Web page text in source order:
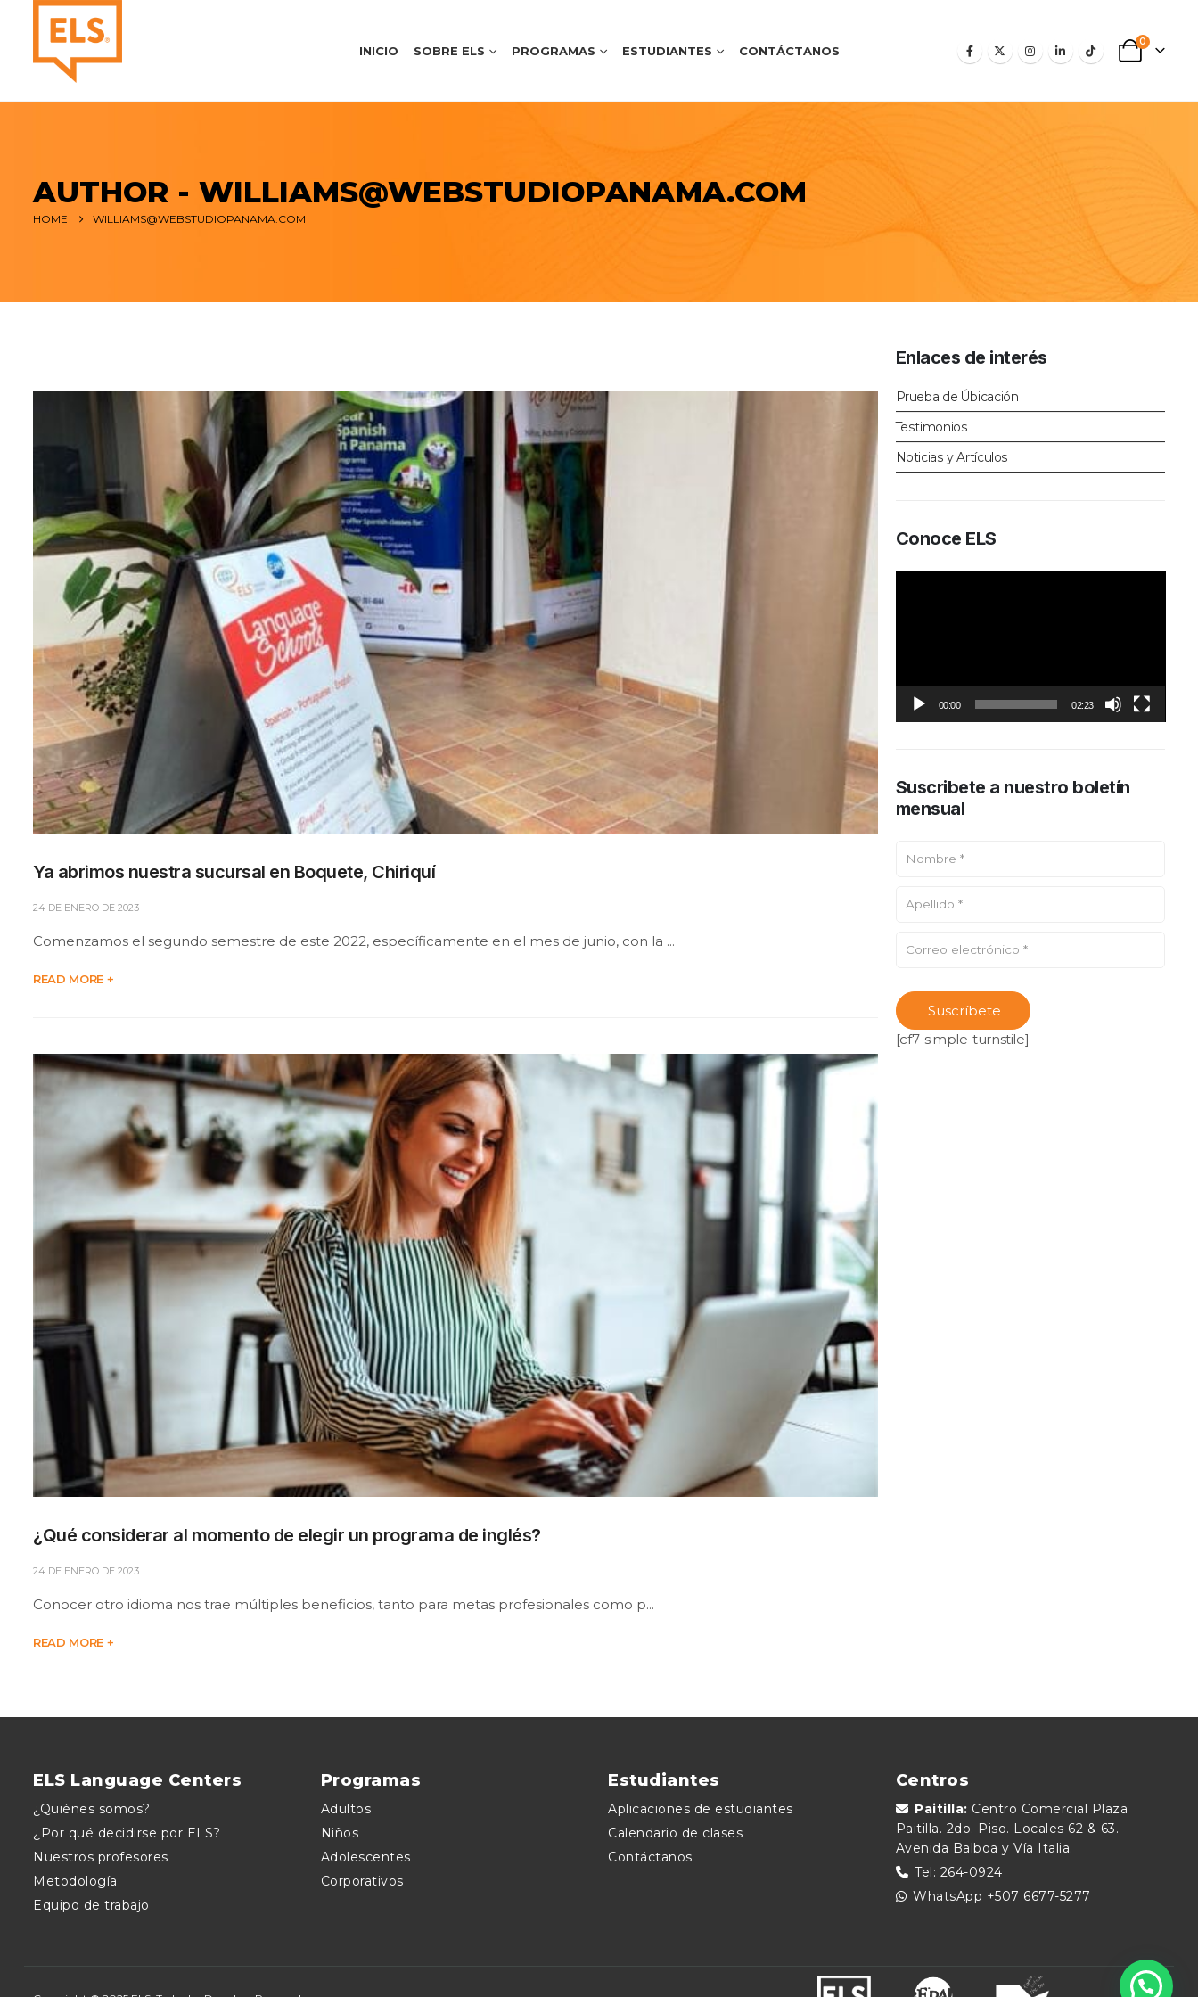
INICIO SOBRE ELS PROGRAMAS ESTUDIANTES CONTÁCTANOS
0
AUTHOR - WILLIAMS@WEBSTUDIOPANAMA.COM
HOME WILLIAMS@WEBSTUDIOPANAMA.COM
Ya abrimos nuestra sucursal en Boquete, Chiriquí
24 DE ENERO DE 2023
Comenzamos el segundo semestre de este 2022, específicamente en el mes de junio, con la ...
READ MORE +
¿Qué considerar al momento de elegir un programa de inglés?
24 DE ENERO DE 2023
Conocer otro idioma nos trae múltiples beneficios, tanto para metas profesionales como p...
READ MORE +
Enlaces de interés
Prueba de Úbicación
Testimonios
Noticias y Artículos
Conoce ELS
00:00 02:23
Suscribete a nuestro boletín
mensual
[cf7-simple-turnstile]
ELS Language Centers
¿Quiénes somos?
¿Por qué decidirse por ELS?
Nuestros profesores
Metodología
Equipo de trabajo
Programas
Adultos
Niños
Adolescentes
Corporativos
Estudiantes
Aplicaciones de estudiantes
Calendario de clases
Contáctanos
Centros
Paitilla: Centro Comercial Plaza
Paitilla. 2do. Piso. Locales 62 & 63.
Avenida Balboa y Vía Italia.
Tel: 264-0924
WhatsApp +507 6677-5277